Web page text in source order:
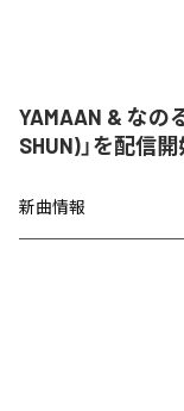
YAMAAN & なの
SHUN)」を配信
新曲情報